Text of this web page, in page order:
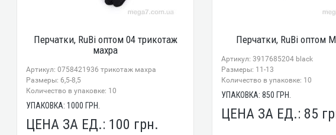
Перчатки, RuBi оптом 04 трикотаж
махра
Артикул: 0758421936 трикотаж махра
Размеры: 6,5-8,5
Количество в упаковке: 10
УПАКОВКА:1000 ГРН.
ЦЕНА ЗА ЕД.: 100 грн.
Перчатки, RuBi оптом
Артикул: 3917685204 black
Размеры: 11-13
Количество в упаковке: 10
УПАКОВКА: 850 ГРН.
ЦЕНА ЗА ЕД.: 85